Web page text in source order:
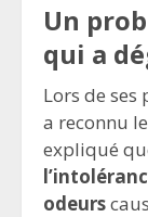
Un
qui a
Lors de
a reconnu
expliqué
odeurs